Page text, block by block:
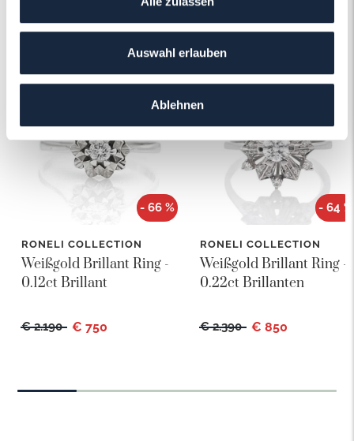
Auswahl erlauben
Ablehnen
Das könnte Ihnen auch gefallen!
- 66 %
RONELI COLLECTION
Weißgold Brillant Ring -
0.12ct Brillant
€ 2.190 € 750
- 64 %
RONELI COLLECTION
Weißgold Brillant Ring -
0.22ct Brillanten
€ 2.390 € 850